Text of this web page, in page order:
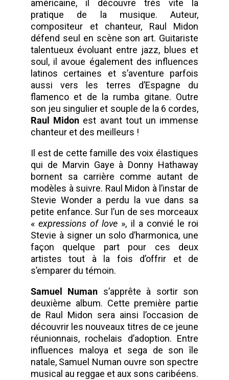
américaine, il découvre très vite la
pratique de la musique. Auteur,
compositeur et chanteur, Raul Midon
défend seul en scène son art. Guitariste
talentueux évoluant entre jazz, blues et
soul, il avoue également des influences
latinos certaines et s’aventure parfois
aussi vers les terres d’Espagne du
flamenco et de la rumba gitane. Outre
son jeu singulier et souple de la 6 cordes,
Raul Midon est avant tout un immense
chanteur et des meilleurs !
Il est de cette famille des voix élastiques
qui de Marvin Gaye à Donny Hathaway
bornent sa carrière comme autant de
modèles à suivre. Raul Midon à l’instar de
Stevie Wonder a perdu la vue dans sa
petite enfance. Sur l’un de ses morceaux
«expressions of love », il a convié le roi
Stevie à signer un solo d’harmonica, une
façon quelque part pour ces deux
artistes tout à la fois d’offrir et de
s’emparer du témoin.
Samuel Numan s’apprête à sortir son
deuxième album. Cette première partie
de Raul Midon sera ainsi l’occasion de
découvrir les nouveaux titres de ce jeune
réunionnais, rochelais d’adoption. Entre
influences maloya et sega de son île
natale, Samuel Numan ouvre son spectre
musical au reggae et aux sons caribéens.